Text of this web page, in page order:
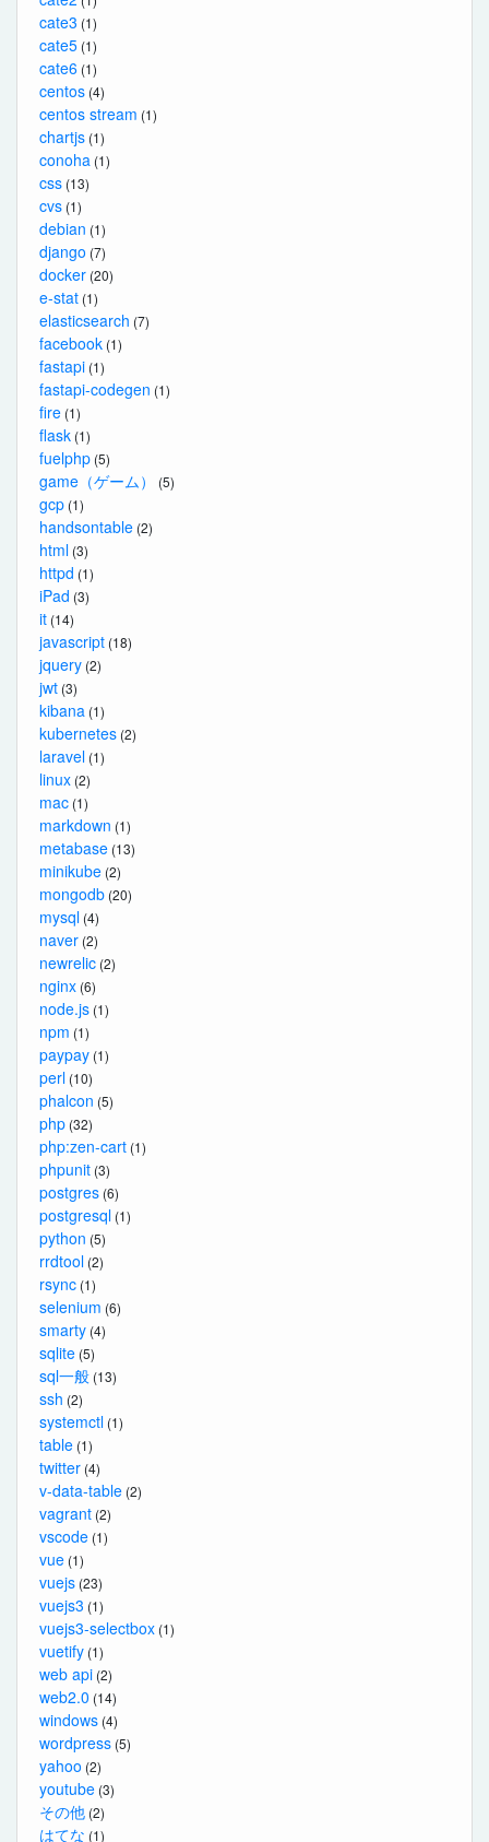
cate3 (1)
cate5 (1)
cate6 (1)
centos (4)
centos stream (1)
chartjs (1)
conoha (1)
css (13)
cvs (1)
debian (1)
django (7)
docker (20)
e-stat (1)
elasticsearch (7)
facebook (1)
fastapi (1)
fastapi-codegen (1)
fire (1)
flask (1)
fuelphp (5)
game（ゲーム） (5)
gcp (1)
handsontable (2)
html (3)
httpd (1)
iPad (3)
it (14)
javascript (18)
jquery (2)
jwt (3)
kibana (1)
kubernetes (2)
laravel (1)
linux (2)
mac (1)
markdown (1)
metabase (13)
minikube (2)
mongodb (20)
mysql (4)
naver (2)
newrelic (2)
nginx (6)
node.js (1)
npm (1)
paypay (1)
perl (10)
phalcon (5)
php (32)
php:zen-cart (1)
phpunit (3)
postgres (6)
postgresql (1)
python (5)
rrdtool (2)
rsync (1)
selenium (6)
smarty (4)
sqlite (5)
sql一般 (13)
ssh (2)
systemctl (1)
table (1)
twitter (4)
v-data-table (2)
vagrant (2)
vscode (1)
vue (1)
vuejs (23)
vuejs3 (1)
vuejs3-selectbox (1)
vuetify (1)
web api (2)
web2.0 (14)
windows (4)
wordpress (5)
yahoo (2)
youtube (3)
その他 (2)
はてな (1)